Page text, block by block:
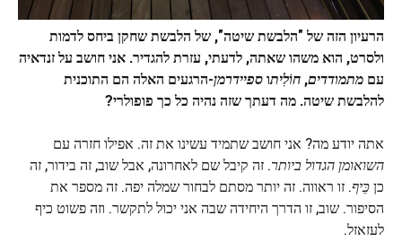
הרעיון הזה של "הלבשת שיטה", של הלבשת שחקן ביחס לדמות
ולסרט, הוא משהו שאתה, לדעתי, עזרת להגדיר. אני חושב על זנדאיה
עם מתמודדים, חוֹלִיתוספיידרמן-הרגעים האלה הם התוכנית
להלבשת שיטה. מה דעתך שזה נהיה כל כך פופולרי?
אתה יודע מה? אני חושב שתמיד עשינו את זה. אפילו חזרה עם
השואומן הגדול ביותר. זה קיבל שם לאחרונה, אבל שוב, זה בידור, זה
כןכֵּיף. זו ראווה. זה יותר מסתם לבחור שמלה יפה. זה מספר את
הסיפור. שוב, זו הדרך היחידה שבה אני יכול לתקשר. וזה פשוט כיף
לעזאזל.